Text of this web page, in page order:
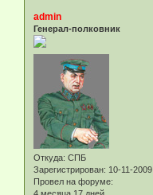
admin
Генерал-полковник
Откуда: СПБ
Зарегистрирован: 10-11-2009
Провел на форуме: